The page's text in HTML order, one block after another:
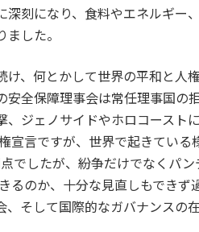
刻になり、食料やエネルギ
した。
、何とかして世界の平和と人
安全保障理事会は常任理事国
、ジェノサイドやホロコース
宣言ですが、世界で起きてい
でしたが、紛争だけでなくパ
るのか、十分な見直しもでき
そして国際的なガバナンスの